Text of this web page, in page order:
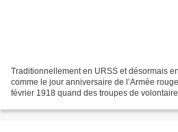
Traditionnellement en URSS et désormais
comme le jour anniversaire de l’Armée
février 1918 quand des troupes de